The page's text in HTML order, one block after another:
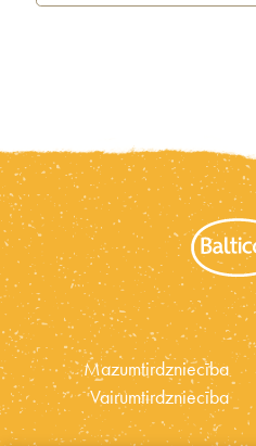
Mazumtirdzniecība
Vairumtirdzniecība